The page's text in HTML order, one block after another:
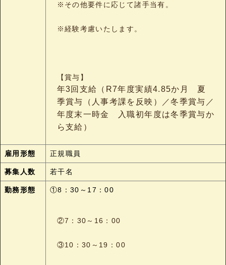
※その他要件に応じて諸手当有。
※経験考慮いたします。
【賞与】
年3回支給（R7年度実績4.85か月 夏
季賞与（人事考課を反映）／冬季賞与／
年度末一時金 入職初年度は冬季賞与か
ら支給）
雇用形態 正規職員
募集人数 若干名
勤務形態 ①8：30～17：00
②7：30～16：00
③10：30～19：00